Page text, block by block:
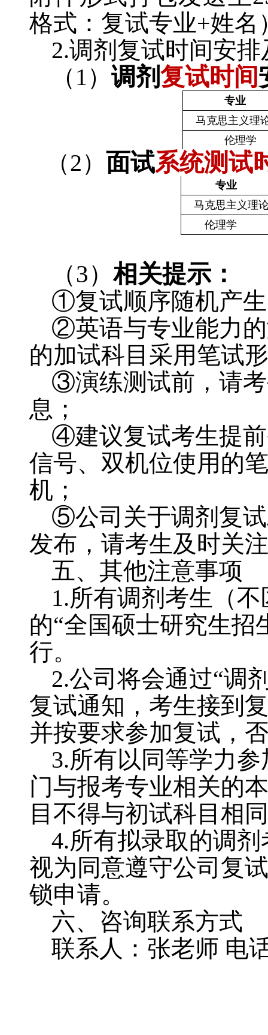
格式：复试专业+姓名
2.调剂复试时间安
（ 1） 调剂复试时间
专业
马克思主义理
伦理学
（2） 面试系统测试
专业
马克思主义理
伦理学
（3）相关提示：
①复试顺序随机产
②英语与专业能力
的加试科目采用笔试
③演练测试前，请
息；
④建议复试考生提
信号、双机位使用的
机；
⑤公司关于调剂复
发布，请考生及时关
五、其他注意事项
1.所有调剂考生（
的“全国硕士研究生招
行。
2.公司将会通过“调
复试通知，考生接到
并按要求参加复试，
3.所有以同等学力
门与报考专业相关的
目不得与初试科目相
4.所有拟录取的调
视为同意遵守公司复
锁申请。
六、咨询联系方式
联系人：张老师 电